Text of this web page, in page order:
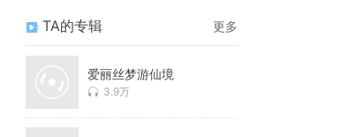
TA的专辑 更多
爱丽丝梦游仙境
3.9万